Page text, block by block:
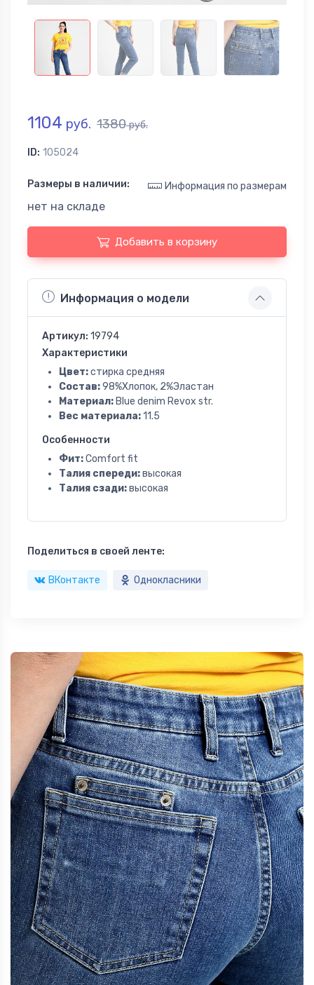
1104 руб. 1380руб.
ID: 105024
Размеры в наличии: Информация по размерам
нет на складе
Добавить в корзину
Информация о модели
Артикул: 19794
Характеристики
Цвет:стирка средняя
Состав:98%Хлопок, 2%Эластан
Материал: Blue denim Revox str.
Вес материала:11.5
Особенности
Фит:Comfort fit
Талия спереди:высокая
Талия сзади:высокая
Поделиться в своей ленте:
ВКонтакте Однокласники